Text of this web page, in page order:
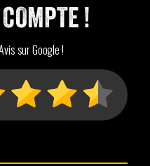
!
sur Google !